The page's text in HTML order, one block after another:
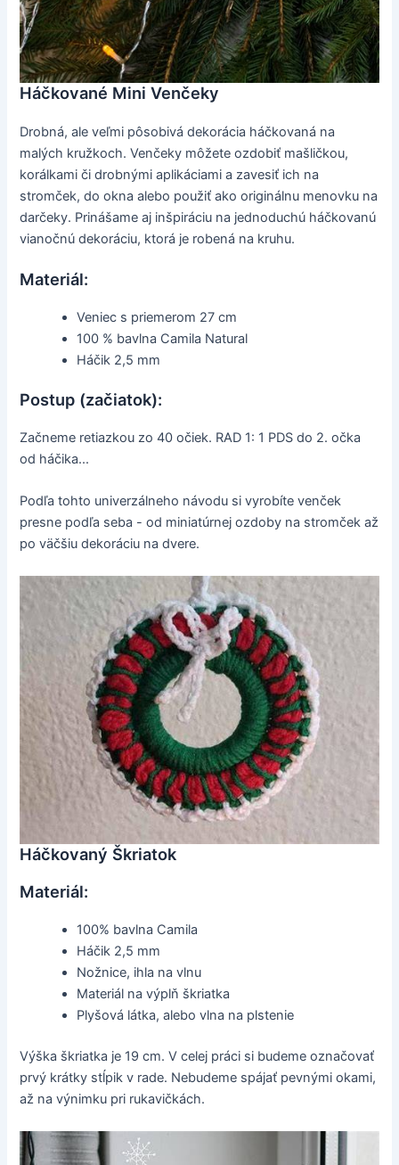
Háčkované Mini Venčeky
Drobná, ale veľmi pôsobivá dekorácia háčkovaná na
malých kružkoch. Venčeky môžete ozdobiť mašličkou,
korálkami či drobnými aplikáciami a zavesiť ich na
stromček, do okna alebo použiť ako originálnu menovku na
darčeky. Prinášame aj inšpiráciu na jednoduchú háčkovanú
vianočnú dekoráciu, ktorá je robená na kruhu.
Materiál:
Veniec s priemerom 27 cm
100 % bavlna Camila Natural
Háčik 2,5 mm
Postup (začiatok):
Začneme retiazkou zo 40 očiek. RAD 1: 1 PDS do 2. očka
od háčika...
Podľa tohto univerzálneho návodu si vyrobíte venček
presne podľa seba - od miniatúrnej ozdoby na stromček až
po väčšiu dekoráciu na dvere.
Háčkovaný Škriatok
Materiál:
100% bavlna Camila
Háčik 2,5 mm
Nožnice, ihla na vlnu
Materiál na výplň škriatka
Plyšová látka, alebo vlna na plstenie
Výška škriatka je 19 cm. V celej práci si budeme označovať
prvý krátky stĺpik v rade. Nebudeme spájať pevnými okami,
až na výnimku pri rukavičkách.